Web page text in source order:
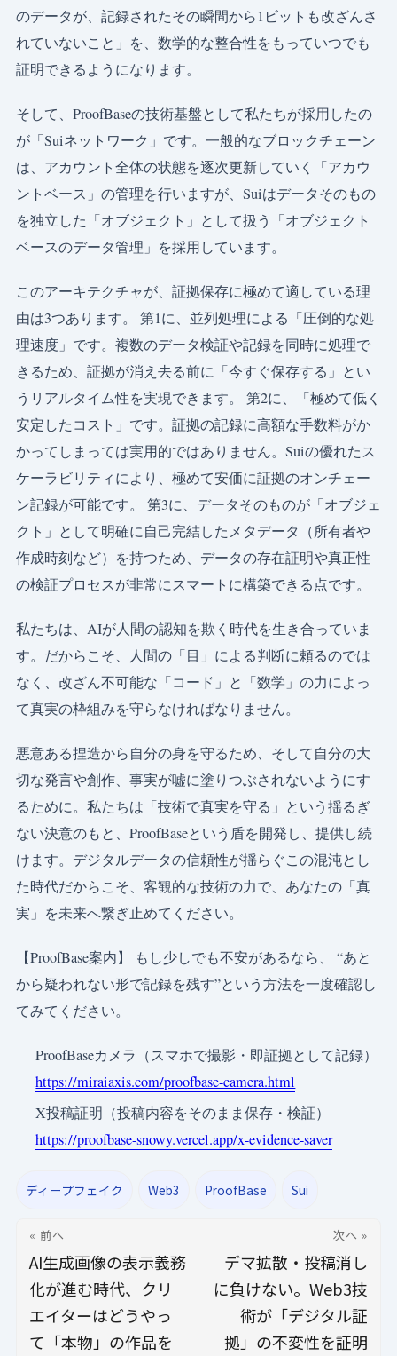
のデータが、記録されたその瞬間から1ビットも改ざんさ
れていないこと」を、数学的な整合性をもっていつでも
証明できるようになります。
そして、ProofBaseの技術基盤として私たちが採用したの
が「Suiネットワーク」です。一般的なブロックチェーン
は、アカウント全体の状態を逐次更新していく「アカウ
ントベース」の管理を行いますが、Suiはデータそのもの
を独立した「オブジェクト」として扱う「オブジェクト
ベースのデータ管理」を採用しています。
このアーキテクチャが、証拠保存に極めて適している理
由は3つあります。 第1に、並列処理による「圧倒的な処
理速度」です。複数のデータ検証や記録を同時に処理で
きるため、証拠が消え去る前に「今すぐ保存する」とい
うリアルタイム性を実現できます。 第2に、「極めて低く
安定したコスト」です。証拠の記録に高額な手数料がか
かってしまっては実用的ではありません。Suiの優れたス
ケーラビリティにより、極めて安価に証拠のオンチェー
ン記録が可能です。 第3に、データそのものが「オブジェ
クト」として明確に自己完結したメタデータ（所有者や
作成時刻など）を持つため、データの存在証明や真正性
の検証プロセスが非常にスマートに構築できる点です。
私たちは、AIが人間の認知を欺く時代を生き合っていま
す。だからこそ、人間の「目」による判断に頼るのでは
なく、改ざん不可能な「コード」と「数学」の力によっ
て真実の枠組みを守らなければなりません。
悪意ある捏造から自分の身を守るため、そして自分の大
切な発言や創作、事実が嘘に塗りつぶされないようにす
るために。私たちは「技術で真実を守る」という揺るぎ
ない決意のもと、ProofBaseという盾を開発し、提供し続
けます。デジタルデータの信頼性が揺らぐこの混沌とし
た時代だからこそ、客観的な技術の力で、あなたの「真
実」を未来へ繋ぎ止めてください。
【ProofBase案内】 もし少しでも不安があるなら、 “あと
から疑われない形で記録を残す”という方法を一度確認し
てみてください。
ProofBaseカメラ（スマホで撮影・即証拠として記録）
https://miraiaxis.com/proofbase-camera.html
X投稿証明（投稿内容をそのまま保存・検証）
https://proofbase-snowy.vercel.app/x-evidence-saver
ディープフェイク Web3 ProofBase Sui
« 前へ
AI生成画像の表示義務
化が進む時代、クリ
エイターはどうやっ
て「本物」の作品を
次へ »
デマ拡散・投稿消し
に負けない。Web3技
術が「デジタル証
拠」の不変性を証明